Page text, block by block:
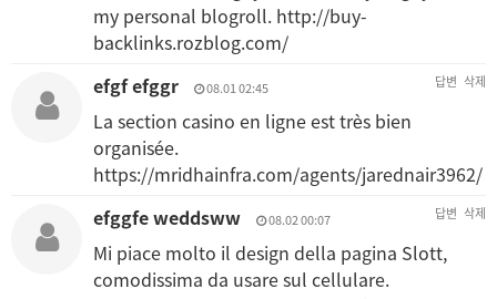
my personal blogroll. http://buy-
backlinks.rozblog.com/
efgf efggr
08.01 02:45 답변 삭제
La section casino en ligne est très bien
organisée.
https://mridhainfra.com/agents/jarednair3962/
efggfe weddsww
08.02 00:07 답변 삭제
Mi piace molto il design della pagina Slott,
comodissima da usare sul cellulare.